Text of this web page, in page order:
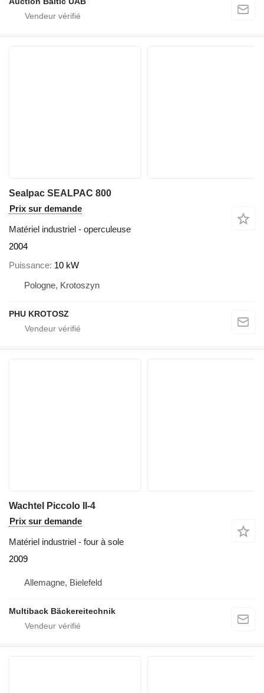
Sealpac SEALPAC 800
Prix sur demande
Matériel industriel - operculeuse
2004
Puissance 10 kW
Pologne, Krotoszyn
PHU KROTOSZ
Wachtel Piccolo II-4
Prix sur demande
Matériel industriel - four à sole
2009
Allemagne, Bielefeld
Multiback Bäckereitechnik